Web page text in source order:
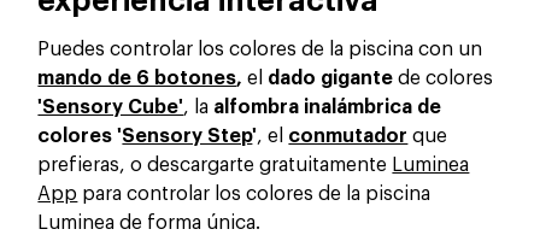
Puedes controlar los colores de la piscina con un
mando de 6 botones, el dado gigantede colores
'Sensory Cube', la alfombra inalámbrica de
colores 'Sensory Step', el conmutador que
prefieras, o descargarte gratuitamente Luminea
App para controlar los colores de la piscina
Luminea de forma única.